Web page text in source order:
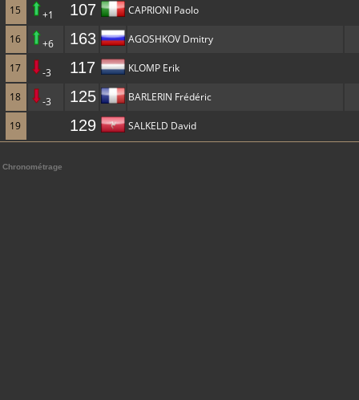
15 +1 107 CAPRIONI Paolo
16 +6 163 AGOSHKOV Dmitry
17 -3 117 KLOMP Erik
18 -3 125 BARLERIN Frédéric
19 129 SALKELD David
Chronométrage